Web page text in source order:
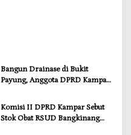
Bangun Drainase di Bukit
Payung, Anggota DPRD Kampar
Infrastruktur yang Menyentuh
Kebutuhan Dasar
Komisi II DPRD Kampar Sebut
Stok Obat RSUD Bangkinang